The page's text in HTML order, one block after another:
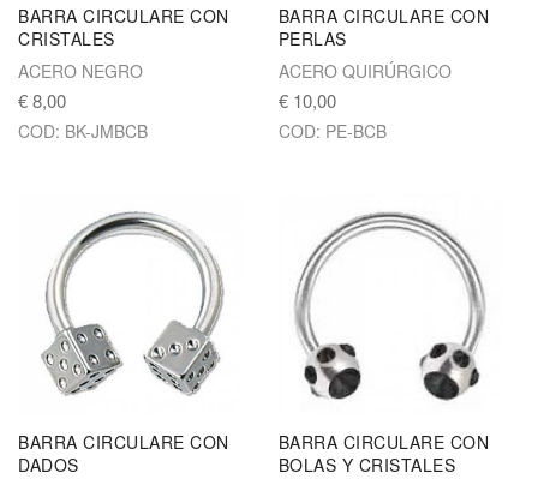
BARRA CIRCULARE CON
CRISTALES
ACERO NEGRO
€ 8,00
COD: BK-JMBCB
BARRA CIRCULARE CON
PERLAS
ACERO QUIRÚRGICO
€ 10,00
COD: PE-BCB
BARRA CIRCULARE CON
DADOS
BARRA CIRCULARE CON
BOLAS Y CRISTALES